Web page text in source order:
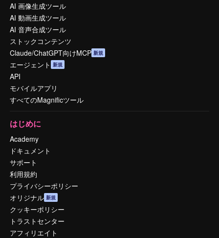
AI 画像生成ツール
AI 動画生成ツール
AI 音声合成ツール
ストックコンテンツ
Claude/ChatGPT向けMCP 新規
エージェント 新規
API
モバイルアプリ
すべてのMagnificツール
はじめに
Academy
ドキュメント
サポート
利用規約
プライバシーポリシー
オリジナル 新規
クッキーポリシー
トラストセンター
アフィリエイト